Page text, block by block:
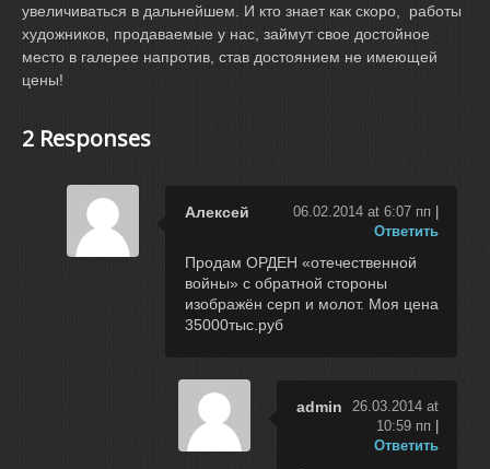
увеличиваться в дальнейшем. И кто знает как скоро, работы
художников, продаваемые у нас, займут свое достойное
место в галерее напротив, став достоянием не имеющей
цены!
2 Responses
Алексей 06.02.2014 at 6:07 пп |
Ответить
Продам ОРДЕН «отечественной
войны» с обратной стороны
изображён серп и молот. Моя цена
35000тыс.руб
admin
26.03.2014 at
10:59 пп |
Ответить